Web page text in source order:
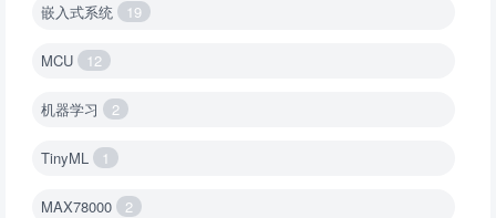
嵌入式系统 19
MCU 12
机器学习 2
TinyML 1
MAX78000 2